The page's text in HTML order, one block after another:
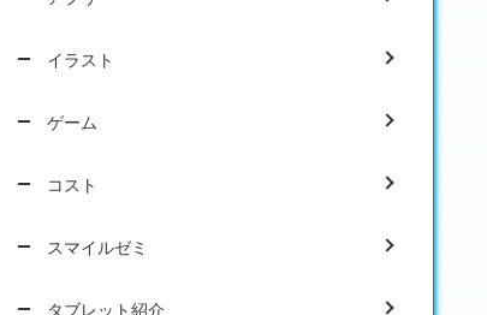
イラスト
ゲーム
コスト
スマイルゼミ
タブレット紹介